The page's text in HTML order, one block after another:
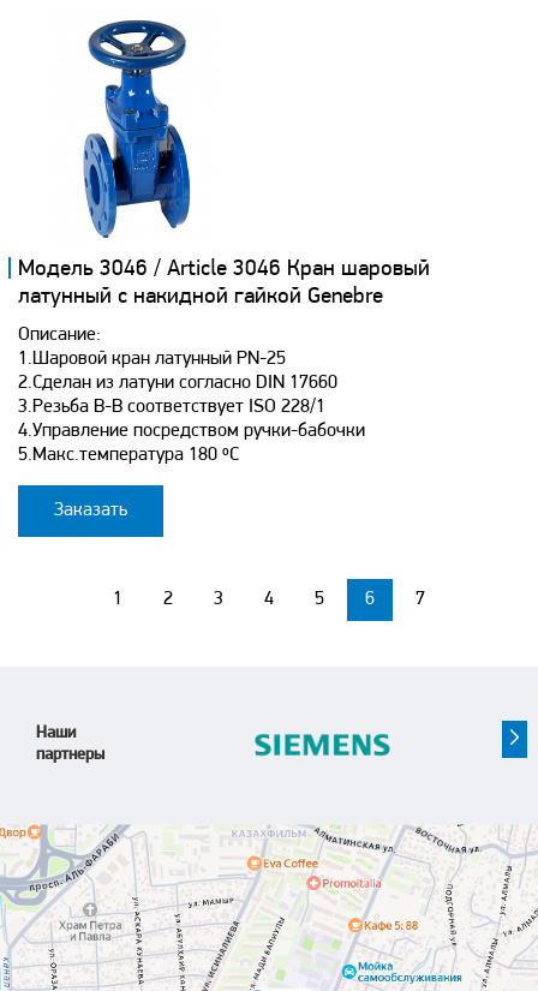
Модель 3046 / Article 3046 Кран шаровый
латунный с накидной гайкой Genebre
Описание:
1.Шаровой кран латунный PN-25
2.Сделан из латуни согласно DIN 17660
3.Резьба В-В соответствует ISO 228/1
4.Управление посредством ручки-бабочки
5.Макс.температура 180 ºC
Заказать
1 2 3 4 5 6 7
Наши
партнеры